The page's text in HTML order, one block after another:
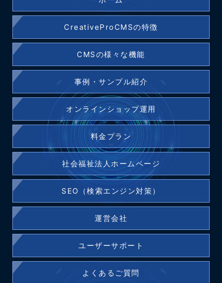
CreativeProCMSの特徴
CMSの様々な機能
事例・サンプル紹介
オンラインショップ運用
料金プラン
社会福祉法人ホームページ
SEO（検索エンジン対策）
運営会社
ユーザーサポート
よくあるご質問